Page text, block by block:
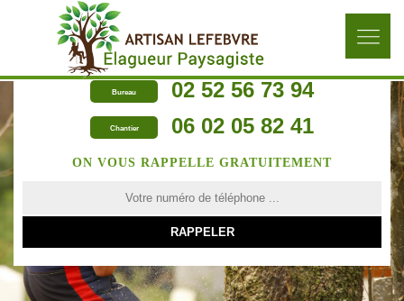
Bureau 02 52 56 73 94
Chantier 06 02 05 82 41
ON VOUS RAPPELLE GRATUITEMENT